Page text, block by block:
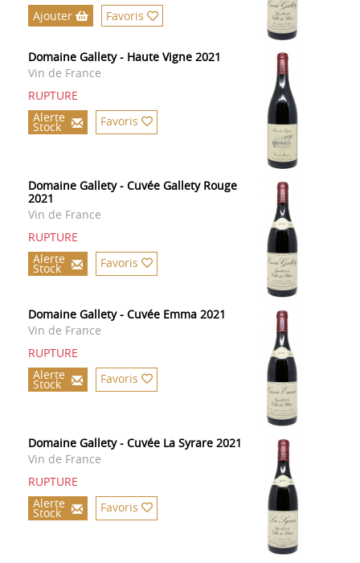
Ajouter Favoris
Domaine Gallety - Haute Vigne 2021
Vin de France
RUPTURE
Alerte
Stock Favoris
Domaine Gallety - Cuvée Gallety Rouge
2021
Vin de France
RUPTURE
Alerte
Stock Favoris
Domaine Gallety - Cuvée Emma 2021
Vin de France
RUPTURE
Alerte
Stock Favoris
Domaine Gallety - Cuvée La Syrare 2021
Vin de France
RUPTURE
Alerte
Stock Favoris